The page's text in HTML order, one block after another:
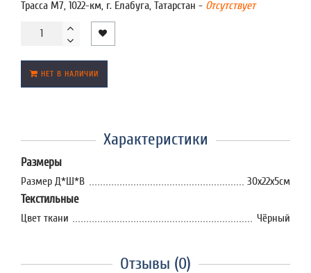
Трасса М7, 1022-км, г. Елабуга, Татарстан - Отсутствует
НЕТ В НАЛИЧИИ
Характеристики
Размеры
Размер Д*Ш*В 30х22х5см
Текстильные
Цвет ткани Чёрный
Отзывы (0)